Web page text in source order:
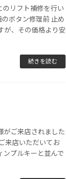
リフト補修を行い
ボタン修理前 止め
が、その価格より安
続きを読む
がご来店されました
来店いただいてお
ンプルキーと並んで